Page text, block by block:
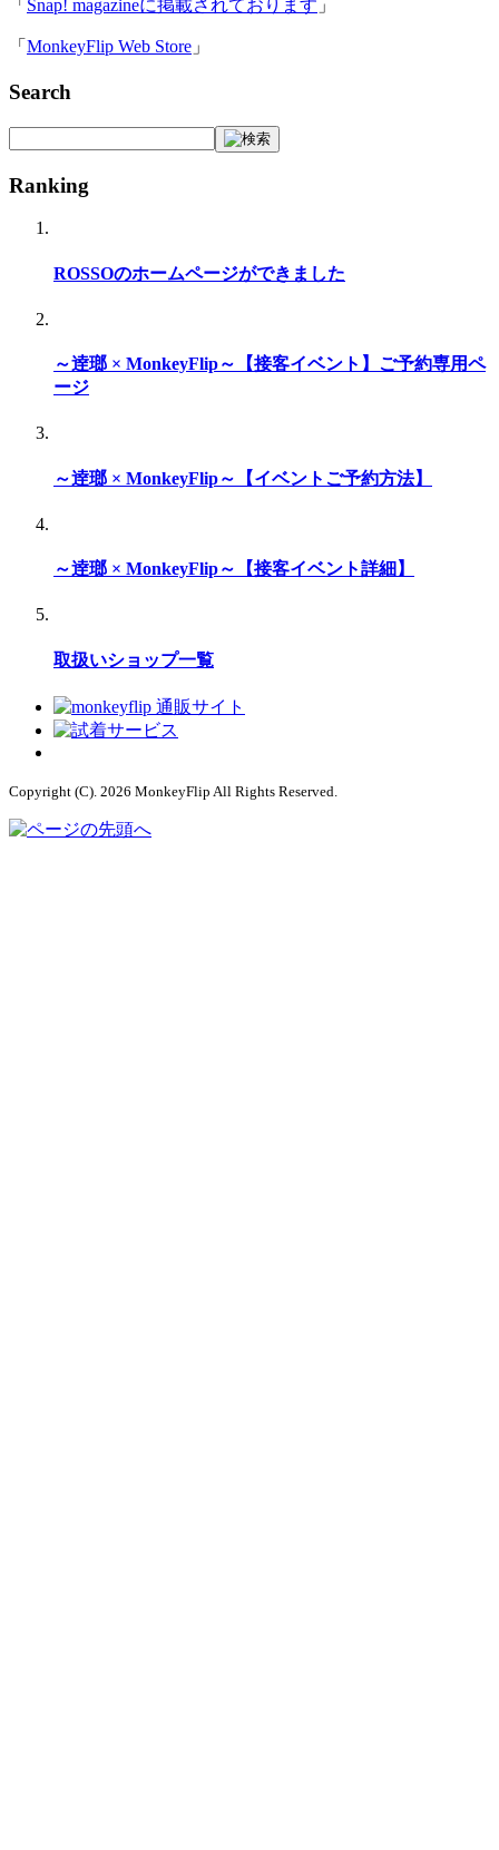
「 Snap! magazineに掲載されております 」
「 MonkeyFlip Web Store 」
Search
Ranking
ROSSOのホームページができました
～逹瑯 × MonkeyFlip～【接客イベント】ご予約専用ペ
ージ
～逹瑯 × MonkeyFlip～【イベントご予約方法】
～逹瑯 × MonkeyFlip～【接客イベント詳細】
取扱いショップ一覧
Copyright (C). 2026 MonkeyFlip All Rights Reserved.